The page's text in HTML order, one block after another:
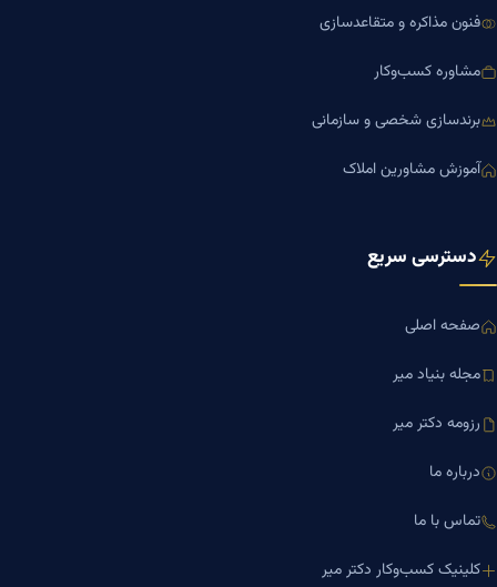
فنون مذاکره و متقاعدسازی
مشاوره کسب‌وکار
برندسازی شخصی و سازمانی
آموزش مشاورین املاک
دسترسی سریع
صفحه اصلی
مجله بنیاد میر
رزومه دکتر میر
درباره ما
تماس با ما
کلینیک کسب‌وکار دکتر میر